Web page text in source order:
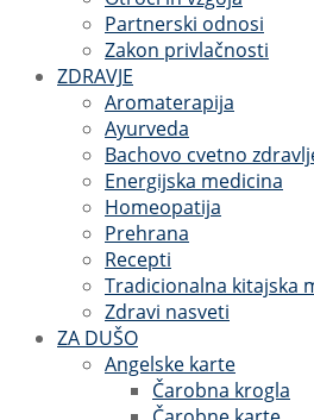
Partnerski odnosi
Zakon privlačnosti
ZDRAVJE
Aromaterapija
Ayurveda
Bachovo cvetno
Energijska medicina
Homeopatija
Prehrana
Recepti
Tradicionalna kitajska
Zdravi nasveti
ZA DUŠO
Angelske karte
Čarobna krogla